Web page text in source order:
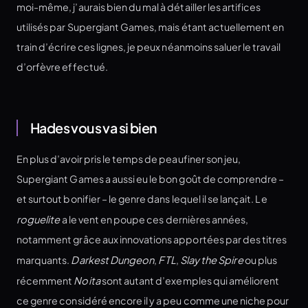
moi-même, j’aurais bien du mal à détailler les artifices
utilisés par Supergiant Games, mais étant actuellement en
train d’écrire ces lignes, je peux néanmoins saluer le travail
d’orfèvre effectué.
Hades vous va si bien
En plus d’avoir pris le temps de peaufiner son jeu,
Supergiant Games a aussi eu le bon goût de comprendre –
et surtout bonifier – le genre dans lequel il se lançait. Le
roguelitea le vent en poupe ces dernières années,
notamment grâce aux innovations apportées par des titres
marquants. Darkest Dungeon, FTL , Slay the Spireou plus
récemment Noitasont autant d’exemples qui améliorent
ce genre considéré encore il y a peu comme une niche pour